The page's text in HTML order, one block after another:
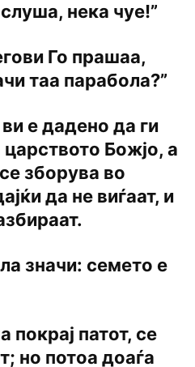
нека чуе!”
Го прашаа,
таа парабола?”
е дадено да ги
царството Божјо, а
зборува во
да не виѓаат, и
значи: семето е
покрај патот, се
но потоа доаѓа